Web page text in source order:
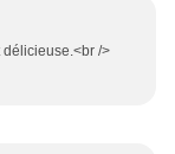
délicieuse.<br />